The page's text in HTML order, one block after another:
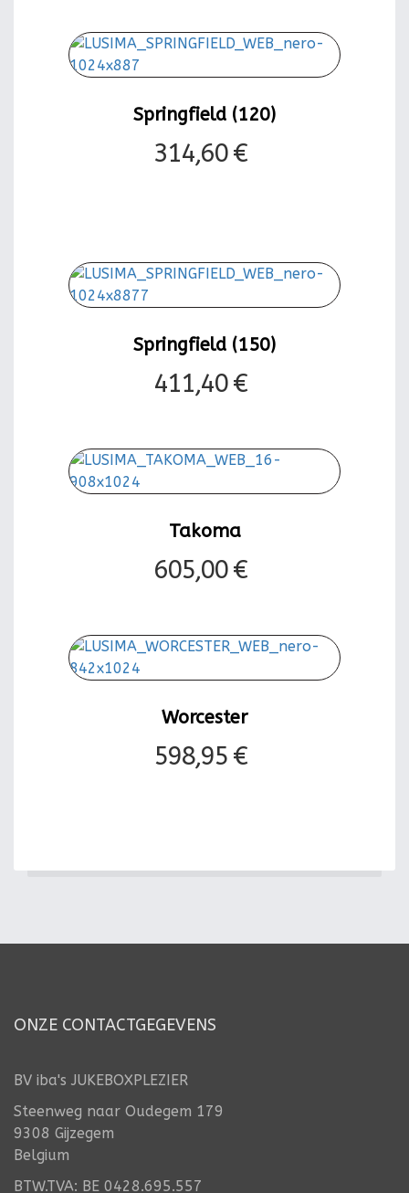
Springfield (120)
314,60 €
Springfield (150)
411,40 €
Takoma
605,00 €
Worcester
598,95 €
ONZE CONTACTGEGEVENS
BV iba's JUKEBOXPLEZIER
Steenweg naar Oudegem 179
9308 Gijzegem
Belgium
BTW.TVA: BE 0428.695.557